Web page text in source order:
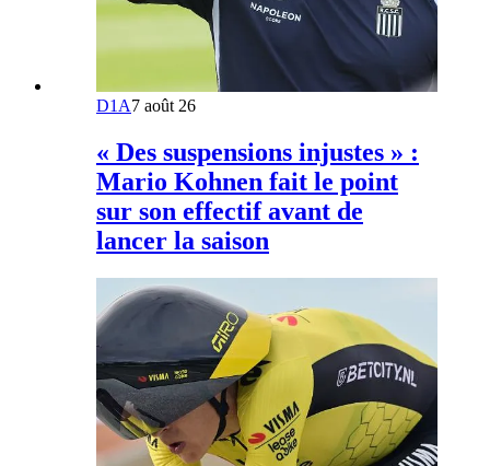
D1A7 août 26
« Des suspensions injustes » :
Mario Kohnen fait le point
sur son effectif avant de
lancer la saison